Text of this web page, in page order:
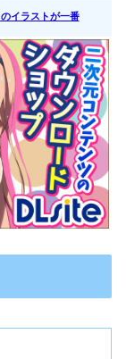
イラストが一番